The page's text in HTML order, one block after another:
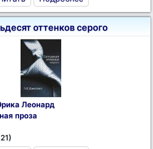
оттенков серого
Леонард
проза